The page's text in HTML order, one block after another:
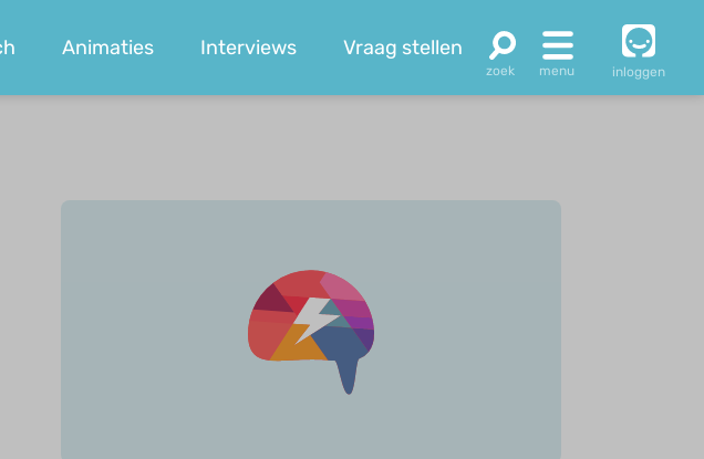
Animaties Interviews Vraag stellen
inloggen